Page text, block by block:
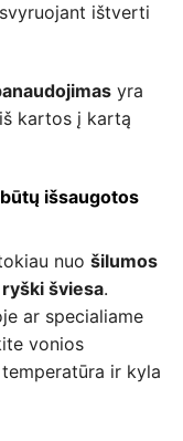
ištverti
yra
kartos į kartą
išsaugotos
nuo šilumos
ryški šviesa.
ar specialiame
vonios
ir kyla